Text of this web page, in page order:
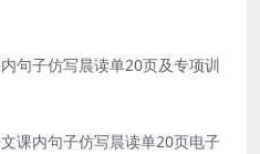
句子仿写晨读单20页及专项训
课内句子仿写晨读单20页电子